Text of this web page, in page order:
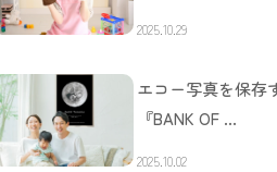
2025.10.29
エコー写真を保存
『BANK OF …
2025.10.02